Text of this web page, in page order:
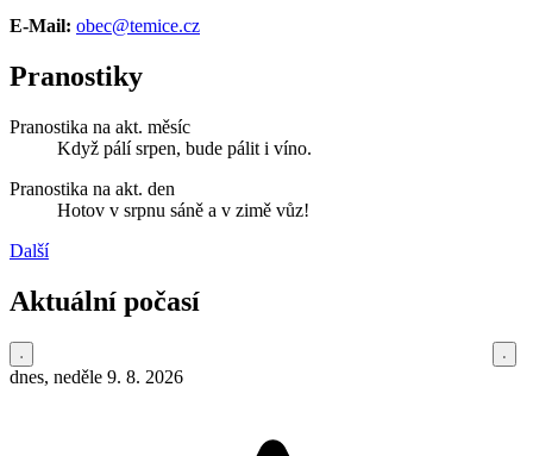
E-Mail: obec@temice.cz
Pranostiky
Pranostika na akt. měsíc
Když pálí srpen, bude pálit i víno.
Pranostika na akt. den
Hotov v srpnu sáně a v zimě vůz!
Další
Aktuální počasí
dnes, neděle 9. 8. 2026